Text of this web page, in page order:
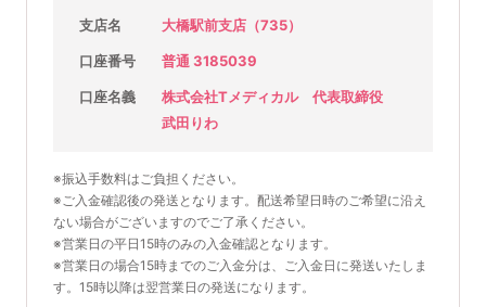
支店名 大橋駅前支店（735）
口座番号 普通 3185039
口座名義
株式会社Tメディカル 代表取締役
武田りわ
※振込手数料はご負担ください。
※ご入金確認後の発送となります。配送希望日時のご希望に沿え
ない場合がございますのでご了承ください。
※営業日の平日15時のみの入金確認となります。
※営業日の場合15時までのご入金分は、ご入金日に発送いたしま
す。15時以降は翌営業日の発送になります。